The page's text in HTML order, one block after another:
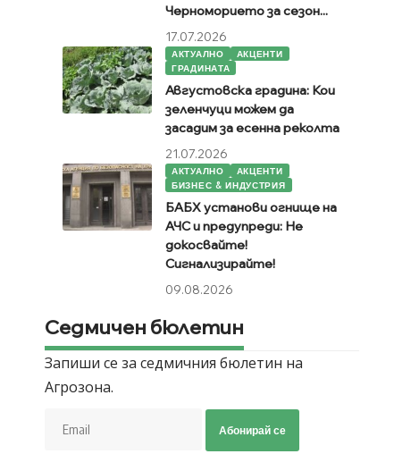
Черноморието за сезон...
17.07.2026
АКТУАЛНО
АКЦЕНТИ
ГРАДИНАТА
Августовска градина: Кои
зеленчуци можем да
засадим за есенна реколта
21.07.2026
АКТУАЛНО
АКЦЕНТИ
БИЗНЕС & ИНДУСТРИЯ
БАБХ установи огнище на
АЧС и предупреди: Не
докосвайте!
Сигнализирайте!
09.08.2026
Седмичен бюлетин
Запиши се за седмичния бюлетин на
Агрозона.
Абонирай се